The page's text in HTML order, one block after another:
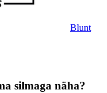
Blunt
silmaga näha?